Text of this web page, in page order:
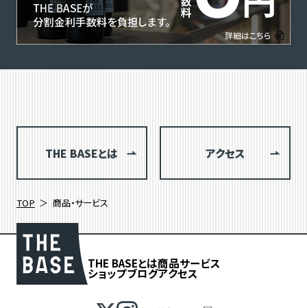
THE BASEとは アクセス
TOP 商品・サービス
THE BASEとは商品サービス
ショップブログアクセス